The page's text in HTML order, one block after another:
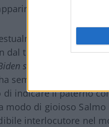
fino ad ora
sullo
dal titolo candida il Pd
sulla nuova via
sempre caratterizzato
indicare il paterno
modo di gioioso
interlocutore nel